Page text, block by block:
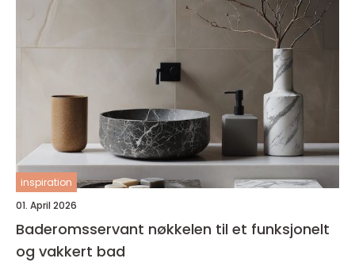
inspiration
01. April 2026
Baderomsservant nøkkelen til et funksjonelt
og vakkert bad